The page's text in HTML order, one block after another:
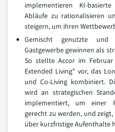
implementieren KI-
Abläufe zu rationalisieren
steigern, um ihren
Gemischt genutzte und
Gastgewerbe gewinnen als
So stellte Accor im
Extended Living" vor, das
und Co-Living kombiniert.
wird an strategischen
implementiert, um einer
gerecht zu werden, und
über kurzfristige Aufenthalte